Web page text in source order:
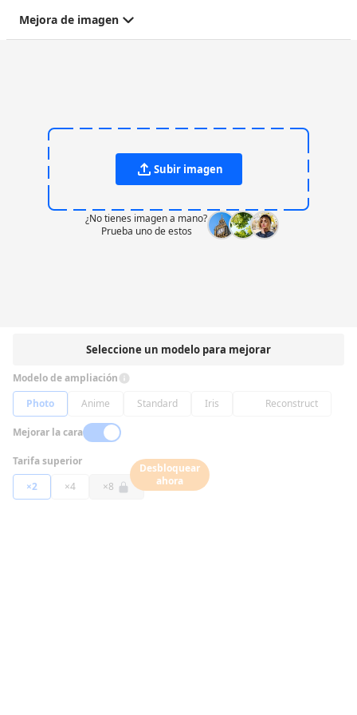
Mejora de imagen
Seleccione un modelo para mejorar
Modelo de ampliación
Photo
Anime Standard Iris Reconstruct
Mejorar la cara
Tarifa superior
×2
×4 ×8
Desbloquear
ahora
Subir imagen
¿No tienes imagen a mano?
Prueba uno de estos